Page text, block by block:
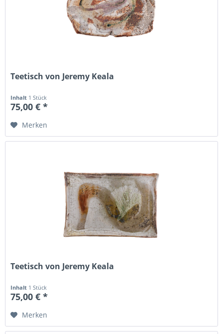
Teetisch von Jeremy Keala
Inhalt 1 Stück
75,00 € *
Merken
Teetisch von Jeremy Keala
Inhalt 1 Stück
75,00 € *
Merken